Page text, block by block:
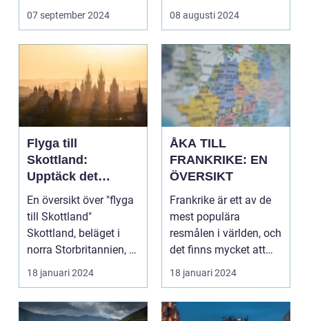
07 september 2024
skolresor...
08 augusti 2024
Flyga till
Skottland:
Upptäck det
Mystiska Landet
En översikt över "flyga
till Skottland"
Skottland, beläget i
norra Storbritannien, är
känt för sin...
18 januari 2024
ÅKA TILL
FRANKRIKE: EN
ÖVERSIKT
Frankrike är ett av de
mest populära
resmålen i världen, och
det finns mycket att
upptäcka och utfor...
18 januari 2024